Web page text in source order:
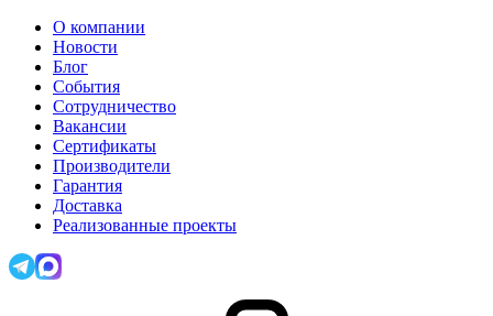
О компании
Новости
Блог
События
Сотрудничество
Вакансии
Сертификаты
Производители
Гарантия
Доставка
Реализованные проекты